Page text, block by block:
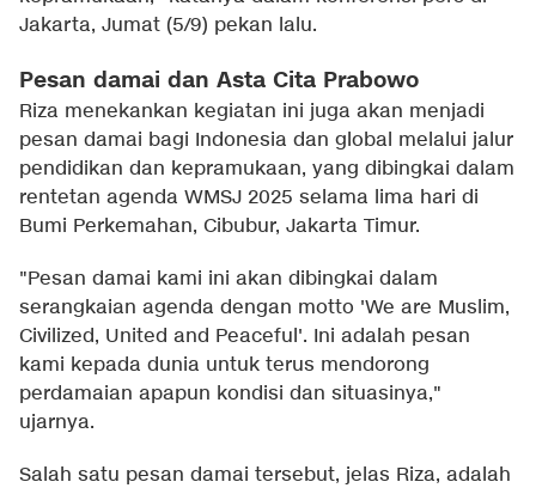
Jakarta, Jumat (5/9) pekan lalu.
Pesan damai dan Asta Cita Prabowo
Riza menekankan kegiatan ini juga akan menjadi
pesan damai bagi Indonesia dan global melalui jalur
pendidikan dan kepramukaan, yang dibingkai dalam
rentetan agenda WMSJ 2025 selama lima hari di
Bumi Perkemahan, Cibubur, Jakarta Timur.
"Pesan damai kami ini akan dibingkai dalam
serangkaian agenda dengan motto 'We are Muslim,
Civilized, United and Peaceful'. Ini adalah pesan
kami kepada dunia untuk terus mendorong
perdamaian apapun kondisi dan situasinya,"
ujarnya.
Salah satu pesan damai tersebut, jelas Riza, adalah